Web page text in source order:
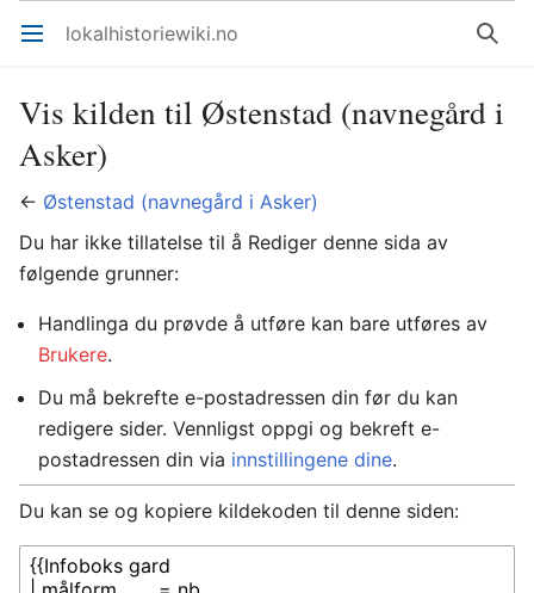
Åpne hovedmenyen lokalhistoriewiki.no Søk
Vis kilden til Østenstad (navnegård i
Asker)
← Østenstad (navnegård i Asker)
Du har ikke tillatelse til å Rediger denne sida av
følgende grunner:
Handlinga du prøvde å utføre kan bare utføres av
Brukere.
Du må bekrefte e-postadressen din før du kan
redigere sider. Vennligst oppgi og bekreft e-
postadressen din via innstillingene dine.
Du kan se og kopiere kildekoden til denne siden: